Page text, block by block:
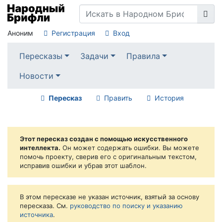
Аноним Регистрация Вход
Пересказы Задачи
Правила
Новости
Пересказ Править История
Этот пересказ создан с помощью искусственного
интеллекта. Он может содержать ошибки. Вы можете
помочь проекту, сверив его с оригинальным текстом,
исправив ошибки и убрав этот шаблон.
В этом пересказе не указан источник, взятый за основу
пересказа. См. руководство по поиску и указанию
источника.